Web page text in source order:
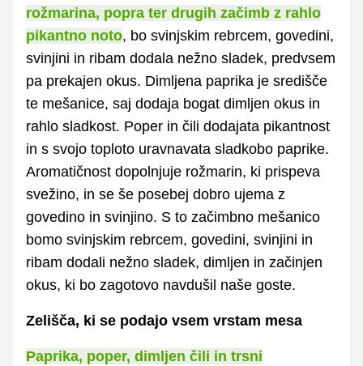
rožmarina, popra ter drugih začimb z rahlo
pikantno noto, bo svinjskim rebrcem, govedini,
svinjini in ribam dodala nežno sladek, predvsem
pa prekajen okus. Dimljena paprika je središče
te mešanice, saj dodaja bogat dimljen okus in
rahlo sladkost. Poper in čili dodajata pikantnost
in s svojo toploto uravnavata sladkobo paprike.
Aromatičnost dopolnjuje rožmarin, ki prispeva
svežino, in se še posebej dobro ujema z
govedino in svinjino. S to začimbno mešanico
bomo svinjskim rebrcem, govedini, svinjini in
ribam dodali nežno sladek, dimljen in začinjen
okus, ki bo zagotovo navdušil naše goste.
Zelišča, ki se podajo vsem vrstam mesa
Paprika, poper, dimljen čili in trsni